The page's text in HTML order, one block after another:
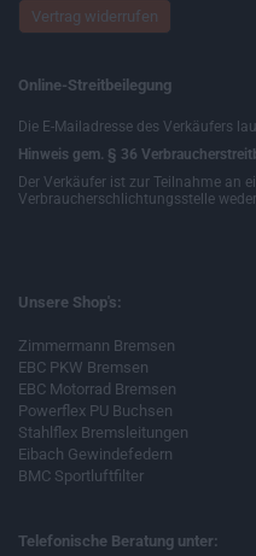
Vertrag widerrufen
Online-Streitbeilegung
Die E-Mailadresse des Verkäufers
Hinweis gem. § 36
Der Verkäufer ist zur Teilnahme an
Verbraucherschlichtungsstelle
Unsere Shop's:
Zimmermann Bremsen
EBC PKW Bremsen
EBC Motorrad Bremsen
Powerflex PU Buchsen
Stahlflex Bremsleitungen
Eibach Gewindefedern
BMC Sportluftfilter
Telefonische Beratung unter: